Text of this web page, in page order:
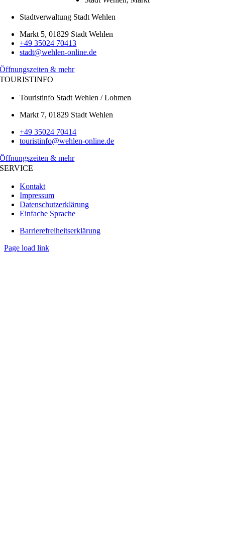
Stadtverwaltung Stadt Wehlen
Markt 5, 01829 Stadt Wehlen
+49 35024 70413
stadt@wehlen-online.de
Öffnungszeiten & mehr
TOURISTINFO
Touristinfo Stadt Wehlen / Lohmen
Markt 7, 01829 Stadt Wehlen
+49 35024 70414
touristinfo@wehlen-online.de
Öffnungszeiten & mehr
SERVICE
Kontakt
Impressum
Datenschutzerklärung
Einfache Sprache
Barrierefreiheitserklärung
Page load link